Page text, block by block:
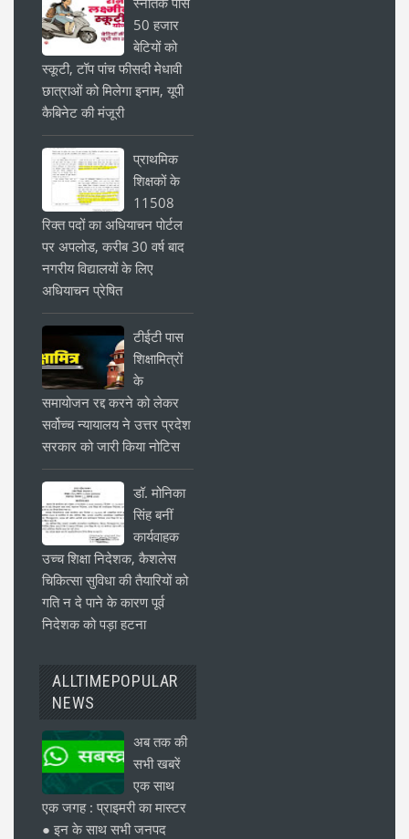
50 हजार
बेटियों को
स्कूटी, टॉप पांच फीसदी मेधावी
छात्राओं को मिलेगा इनाम, यूपी
कैबिनेट की मंजूरी
प्राथमिक
शिक्षकों के
11508
रिक्त पदों का अधियाचन पोर्टल
पर अपलोड, करीब 30 वर्ष बाद
नगरीय विद्यालयों के लिए
अधियाचन प्रेषित
टीईटी पास
शिक्षामित्रों
के
समायोजन रद्द करने को लेकर
सर्वोच्च न्यायालय ने उत्तर प्रदेश
सरकार को जारी किया नोटिस
डॉ. मोनिका
सिंह बनीं
कार्यवाहक
उच्च शिक्षा निदेशक, कैशलेस
चिकित्सा सुविधा की तैयारियों को
गति न दे पाने के कारण पूर्व
निदेशक को पड़ा हटना
ALLTIMEPOPULAR
NEWS
अब तक की
सभी खबरें
एक साथ
एक जगह : प्राइमरी का मास्टर
● इन के साथ सभी जनपद